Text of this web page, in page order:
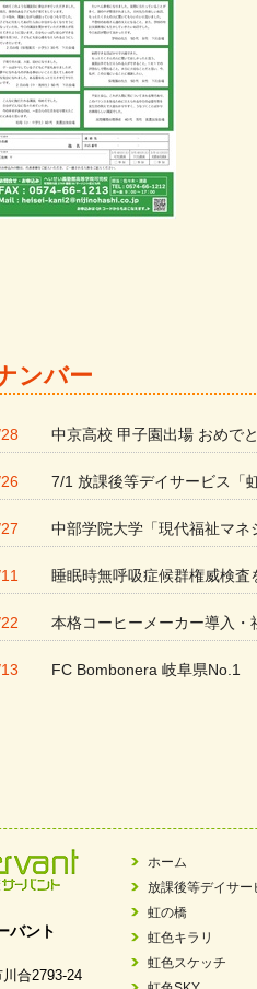
ンバー
中京高校 甲子園出場 おめでと
7/1 放課後等デイサービス「
中部学院大学「現代福祉マネ
睡眠時無呼吸症候群権威検査
本格コーヒーメーカー導入・
FC Bombonera 岐阜県No.1
岐阜県「働いてもらい方改革
FC ボンボ ジュニア 稼働
バント
合2793-24
ホーム
放課後等デイサー
虹の橋
虹色キラリ
虹色スケッチ